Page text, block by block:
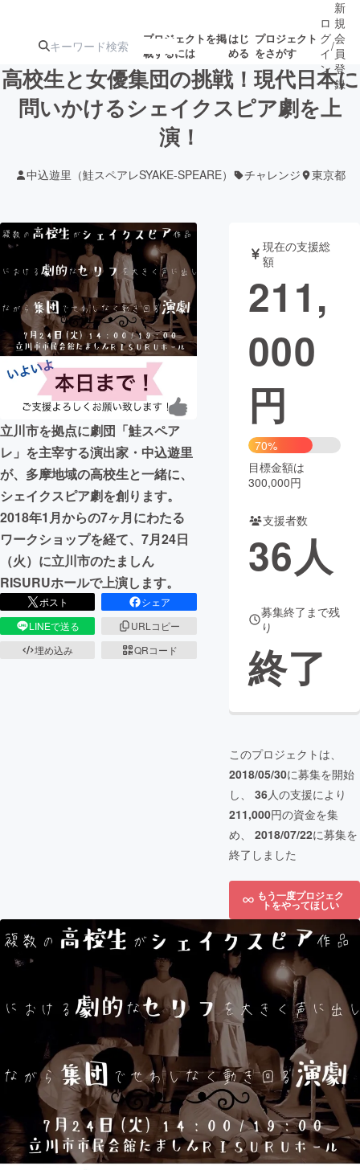
プロジェクトを掲
載するには
はじ
める
プロジェクト
をさがす
注目の新着プロ
テクノロジー・ガジェット
映像・映画 書籍・雑誌
ビジネス・起業 チャレンジ
まちづくり・地域活性化
CAMPFIRE for Social Good
CAMPFIRE Creation
CAMPFIREふるさと納税
コミュニティ
ロ
グ
イ
ン
/
新
規
会
員
登
録
高校生と女優集団の挑戦！現代日本に
問いかけるシェイクスピア劇を上
演！
中込遊里（鮭スペアレSYAKE-SPEARE） チャレンジ 東京都
立川市を拠点に劇団「鮭スペア
レ」を主宰する演出家・中込遊里
が、多摩地域の高校生と一緒に、
シェイクスピア劇を創ります。
2018年1月からの7ヶ月にわたる
ワークショップを経て、7月24日
（火）に立川市のたましん
RISURUホールで上演します。
ポスト
シェア
LINEで送る
URLコピー
埋め込み
QRコード
現在の支援総
額
211,
000
円
70%
目標金額は
300,000円
支援者数
36人
募集終了まで残
り
終了
このプロジェクトは、
2018/05/30に募集を開始
し、 36人の支援により
211,000円の資金を集
め、 2018/07/22に募集を
終了しました
もう一度プロジェク
トをやってほしい